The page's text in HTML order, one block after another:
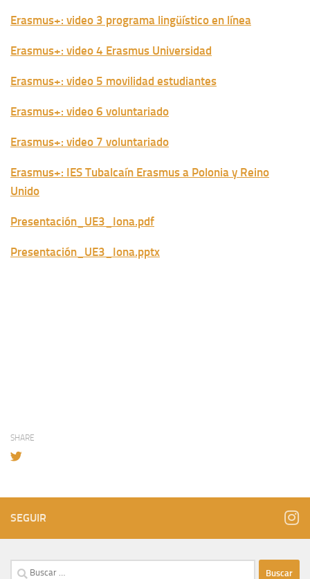
Erasmus+: video 3 programa lingüístico en línea
Erasmus+: video 4 Erasmus Universidad
Erasmus+: video 5 movilidad estudiantes
Erasmus+: video 6 voluntariado
Erasmus+: video 7 voluntariado
Erasmus+: IES Tubalcaín Erasmus a Polonia y Reino
Unido
Presentación_UE3_Iona.pdf
Presentación_UE3_Iona.pptx
SHARE
SEGUIR
Buscar: